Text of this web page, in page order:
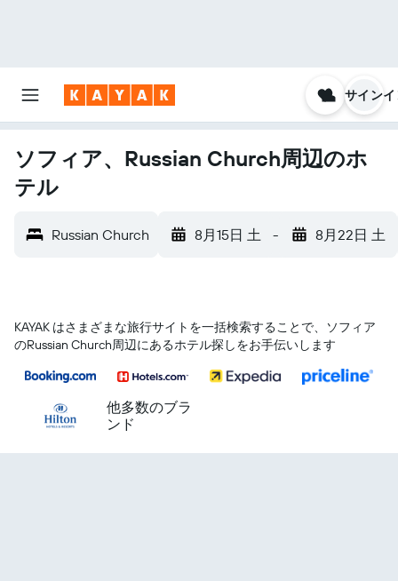
サイン
ソフィア、Russian Church周辺のホ
テル
Russian Church 8月15日 土 - 8月22日 土
KAYAK はさまざまな旅行サイトを一括検索することで、ソフィア​
のRussian Church​周辺にあるホテル探しをお手伝いします
他多数のブラ
ンド